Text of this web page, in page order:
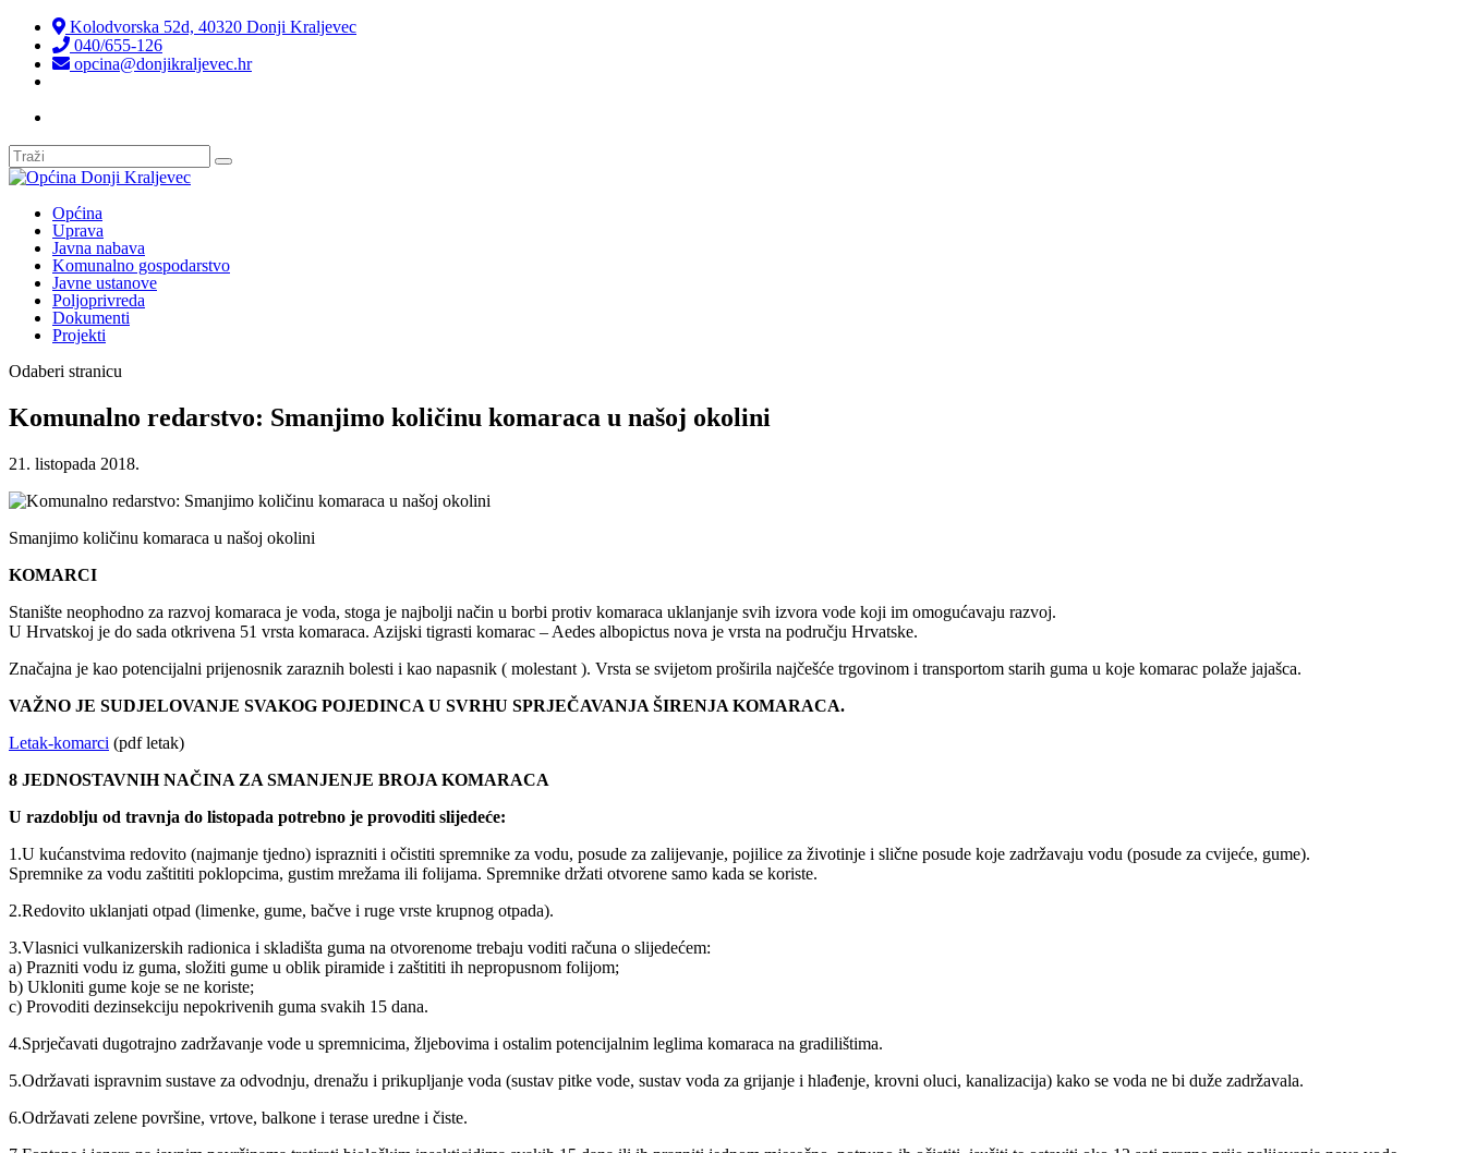
Kolodvorska 52d, 40320 Donji Kraljevec
040/655-126
opcina@donjikraljevec.hr
Općina
Uprava
Javna nabava
Komunalno gospodarstvo
Javne ustanove
Poljoprivreda
Dokumenti
Projekti
Odaberi stranicu
Komunalno redarstvo: Smanjimo količinu komaraca u našoj okolini
21. listopada 2018.
Smanjimo količinu komaraca u našoj okolini
KOMARCI
Stanište neophodno za razvoj komaraca je voda, stoga je najbolji način u borbi protiv komaraca uklanjanje svih izvora vode koji im omogućavaju razvoj.
U Hrvatskoj je do sada otkrivena 51 vrsta komaraca. Azijski tigrasti komarac – Aedes albopictus nova je vrsta na području Hrvatske.
Značajna je kao potencijalni prijenosnik zaraznih bolesti i kao napasnik ( molestant ). Vrsta se svijetom proširila najčešće trgovinom i transportom starih guma u koje komarac polaže jajašca.
VAŽNO JE SUDJELOVANJE SVAKOG POJEDINCA U SVRHU SPRJEČAVANJA ŠIRENJA KOMARACA.
Letak-komarci (pdf letak)
8 JEDNOSTAVNIH NAČINA ZA SMANJENJE BROJA KOMARACA
U razdoblju od travnja do listopada potrebno je provoditi slijedeće:
1.U kućanstvima redovito (najmanje tjedno) isprazniti i očistiti spremnike za vodu, posude za zalijevanje, pojilice za životinje i slične posude koje zadržavaju vodu (posude za cvijeće, gume).
Spremnike za vodu zaštititi poklopcima, gustim mrežama ili folijama. Spremnike držati otvorene samo kada se koriste.
2.Redovito uklanjati otpad (limenke, gume, bačve i ruge vrste krupnog otpada).
3.Vlasnici vulkanizerskih radionica i skladišta guma na otvorenome trebaju voditi računa o slijedećem:
a) Prazniti vodu iz guma, složiti gume u oblik piramide i zaštititi ih nepropusnom folijom;
b) Ukloniti gume koje se ne koriste;
c) Provoditi dezinsekciju nepokrivenih guma svakih 15 dana.
4.Sprječavati dugotrajno zadržavanje vode u spremnicima, žljebovima i ostalim potencijalnim leglima komaraca na gradilištima.
5.Održavati ispravnim sustave za odvodnju, drenažu i prikupljanje voda (sustav pitke vode, sustav voda za grijanje i hlađenje, krovni oluci, kanalizacija) kako se voda ne bi duže zadržavala.
6.Održavati zelene površine, vrtove, balkone i terase uredne i čiste.